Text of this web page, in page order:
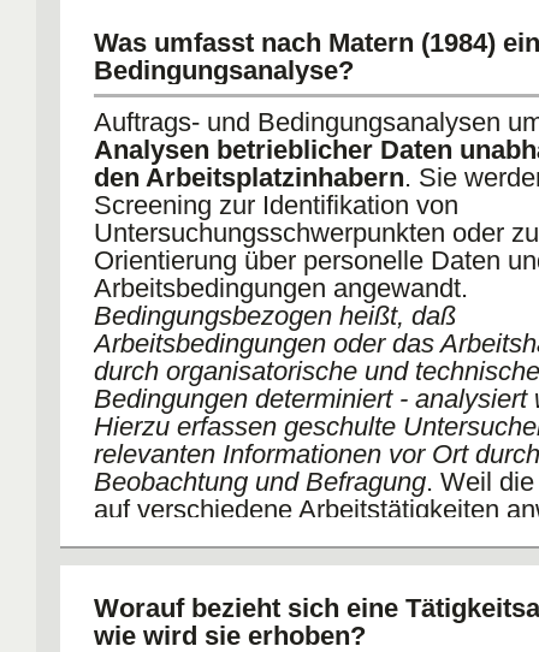
Was umfasst nach Matern (1984)
Bedingungsanalyse?
Auftrags- und Bedingungsanalysen
Analysen betrieblicher Daten
den Arbeitsplatzinhabern. Sie
Screening zur Identifikation von
Untersuchungsschwerpunkten oder
Orientierung über personelle Daten
Arbeitsbedingungen angewandt.
Bedingungsbezogen heißt, daß
Arbeitsbedingungen oder das
durch organisatorische und technische
Bedingungen determiniert - analysiert
Hierzu erfassen geschulte
relevanten Informationen vor Ort
Beobachtung und Befragung. Weil
auf verschiedene Arbeitstätigkeiten
umgesetzt werden müssen, wird eine
entsprechende Vorkenntnis des
vorausgesetzt.
Worauf bezieht sich eine
wie wird sie erhoben?